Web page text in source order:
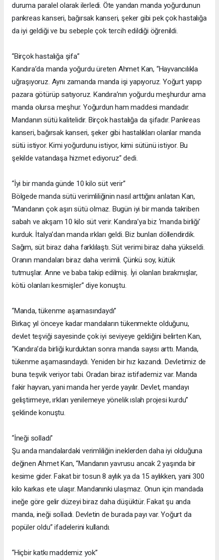
duruma paralel olarak ilerledi. Öte yandan manda yoğurdunun
pankreas kanseri, bağırsak kanseri, şeker gibi pek çok hastalığa
da iyi geldiği ve bu sebeple çok tercih edildiği öğrenildi.
“Birçok hastalığa şifa”
Kandıra’da manda yoğurdu üreten Ahmet Kan, “Hayvancılıkla
uğraşıyoruz. Aynı zamanda manda işi yapıyoruz. Yoğurt yapıp
pazara götürüp satıyoruz. Kandıra’nın yoğurdu meşhurdur ama
manda olursa meşhur. Yoğurdun ham maddesi mandadır.
Mandanın sütü kalitelidir. Birçok hastalığa da şifadır. Pankreas
kanseri, bağırsak kanseri, şeker gibi hastalıkları olanlar manda
sütü istiyor. Kimi yoğurdunu istiyor, kimi sütünü istiyor. Bu
şekilde vatandaşa hizmet ediyoruz” dedi.
“İyi bir manda günde 10 kilo süt verir”
Bölgede manda sütü verimliliğinin nasıl arttığını anlatan Kan,
“Mandanın çok aşırı sütü olmaz. Bugün iyi bir manda takriben
sabah ve akşam 10 kilo süt verir. Kandıra’ya biz ‘manda birliği’
kurduk. İtalya’dan manda ırkları geldi. Biz bunları döllendirdik.
Sağım, süt biraz daha farklılaştı. Süt verimi biraz daha yükseldi.
Oranın mandaları biraz daha verimli. Çünkü soy, kütük
tutmuşlar. Anne ve baba takip edilmiş. İyi olanları bırakmışlar,
kötü olanları kesmişler” diye konuştu.
“Manda, tükenme aşamasındaydı”
Birkaç yıl önceye kadar mandaların tükenmekte olduğunu,
devlet teşviği sayesinde çok iyi seviyeye geldiğini belirten Kan,
“Kandıra’da birliği kurduktan sonra manda sayısı arttı. Manda,
tükenme aşamasındaydı. Yeniden bir hız kazandı. Devletimiz de
buna teşvik veriyor tabi. Oradan biraz istifademiz var. Manda
fakir hayvan, yani manda her yerde yayılır. Devlet, mandayı
geliştirmeye, ırkları yenilemeye yönelik ıslah projesi kurdu”
şeklinde konuştu.
“İneği solladı”
Şu anda mandalardaki verimliliğin ineklerden daha iyi olduğuna
değinen Ahmet Kan, “Mandanın yavrusu ancak 2 yaşında bir
kesime gider. Fakat bir tosun 8 aylık ya da 15 aylıkken, yani 300
kilo karkas ete ulaşır. Mandanınki ulaşmaz. Onun için mandada
ineğe göre gelir düzeyi biraz daha düşüktür. Fakat şu anda
manda, ineği solladı. Devletin de burada payı var. Yoğurt da
popüler oldu” ifadelerini kullandı.
“Hiçbir katkı maddemiz yok”